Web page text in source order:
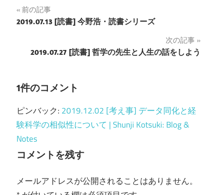
投
ビ
ゲ
ー
シ
ョ
ン
前の記事
2019.07.13 [読書] 今野浩・読書シリーズ
次の記事
2019.07.27 [読書] 哲学の先生と人生の話をしよう
1件のコメント
ピンバック: 2019.12.02 [考え事] データ同化と経
験科学の相似性について | Shunji Kotsuki: Blog &
Notes
コメントを残す
メールアドレスが公開されることはありません。